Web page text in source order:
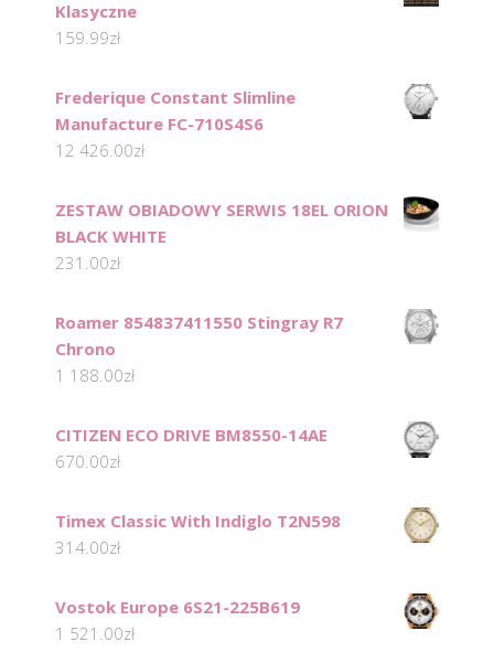
Klasyczne
159.99zł
Frederique Constant Slimline
Manufacture FC-710S4S6
12 426.00zł
ZESTAW OBIADOWY SERWIS 18EL ORION
BLACK WHITE
231.00zł
Roamer 854837411550 Stingray R7
Chrono
1 188.00zł
CITIZEN ECO DRIVE BM8550-14AE
670.00zł
Timex Classic With Indiglo T2N598
314.00zł
Vostok Europe 6S21-225B619
1 521.00zł